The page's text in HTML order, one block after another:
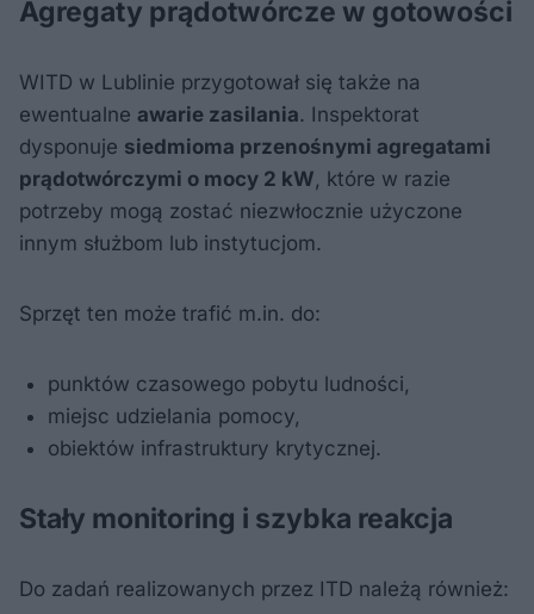
Agregaty prądotwórcze w gotowości
WITD w Lublinie przygotował się także na
ewentualne awarie zasilania. Inspektorat
dysponuje siedmioma przenośnymi agregatami
prądotwórczymi o mocy 2 kW , które w razie
potrzeby mogą zostać niezwłocznie użyczone
innym służbom lub instytucjom.
Sprzęt ten może trafić m.in. do:
punktów czasowego pobytu ludności,
miejsc udzielania pomocy,
obiektów infrastruktury krytycznej.
Stały monitoring i szybka reakcja
Do zadań realizowanych przez ITD należą również: